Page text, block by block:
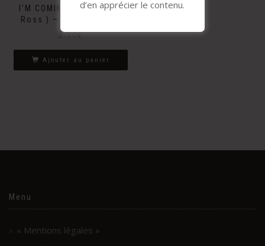
I’M COMING OUT ( Diana
Ross ) – HSCC version
2.30€
Ajouter au panier
Menu
« Mentions légales »
d’en apprécier le contenu.